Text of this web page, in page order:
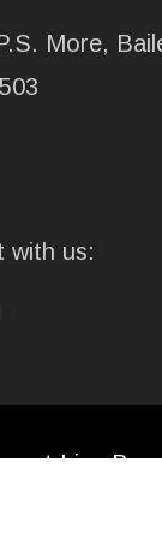
More,
with us:
Live